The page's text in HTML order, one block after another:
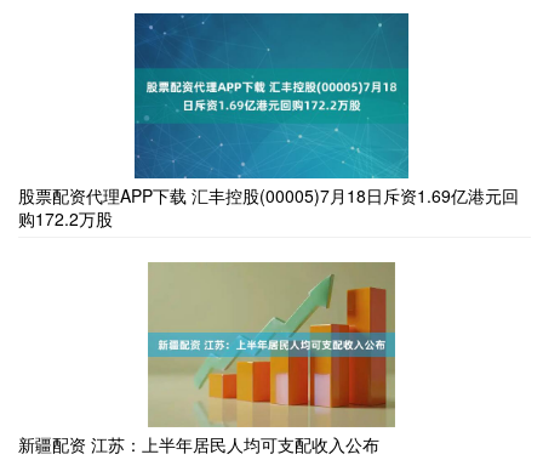
股票配资代理APP下载 汇丰控股(00005)7月18日斥资1.69亿港元回
购172.2万股
新疆配资 江苏：上半年居民人均可支配收入公布